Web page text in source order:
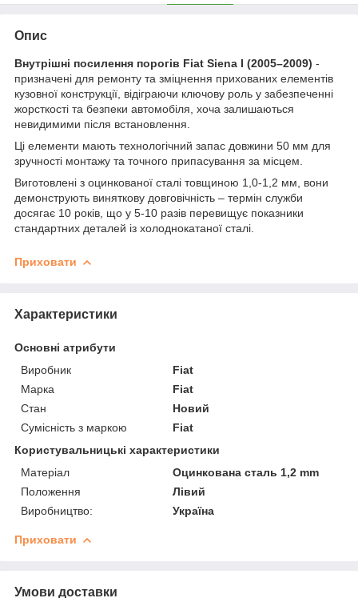
Опис
Внутрішні посилення порогів Fiat Siena I (2005–2009) -
призначені для ремонту та зміцнення прихованих елементів
кузовної конструкції, відіграючи ключову роль у забезпеченні
жорсткості та безпеки автомобіля, хоча залишаються
невидимими після встановлення.
Ці елементи мають технологічний запас довжини 50 мм для
зручності монтажу та точного припасування за місцем.
Виготовлені з оцинкованої сталі товщиною 1,0-1,2 мм, вони
демонструють виняткову довговічність – термін служби
досягає 10 років, що у 5-10 разів перевищує показники
стандартних деталей із холоднокатаної сталі.
Приховати
Характеристики
Основні атрибути
Виробник
Fiat
Марка
Fiat
Стан
Новий
Сумісність з маркою
Fiat
Користувальницькі характеристики
Матеріал
Оцинкована сталь 1,2 mm
Положення
Лівий
Виробництво:
Україна
Приховати
Умови доставки